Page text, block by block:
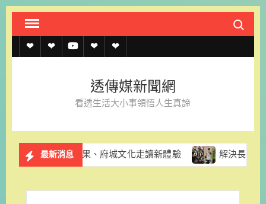
Skip
content
Search
透
約
透
上
記
透 聯
我
官
LINE
透傳媒新聞網
看透生活大小事領悟人生真諦
最新消息
採果、府城文化走讀新體驗 解決長輩換照資訊亂象